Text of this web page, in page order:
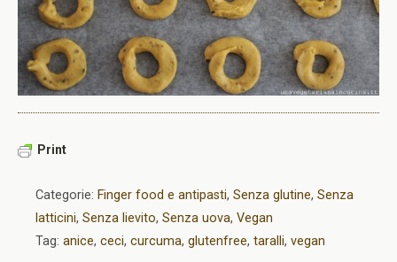
Print
Categorie: Finger food e antipasti, Senza glutine, Senza
latticini, Senza lievito, Senza uova, Vegan
Tag: anice, ceci, curcuma, glutenfree, taralli, vegan